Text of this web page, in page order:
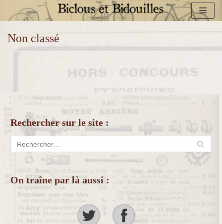
au
contenu
Non classé
Rechercher sur le site :
On traîne par là aussi :